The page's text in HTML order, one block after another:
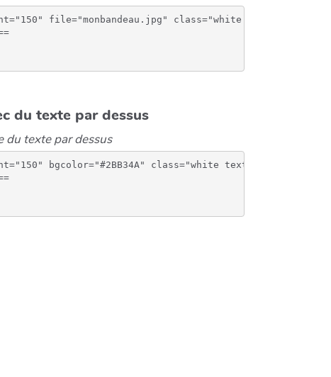
file="monbandeau.jpg" class="white text-center
du texte par dessus
du texte par dessus
bgcolor="#2BB34A" class="white text-center